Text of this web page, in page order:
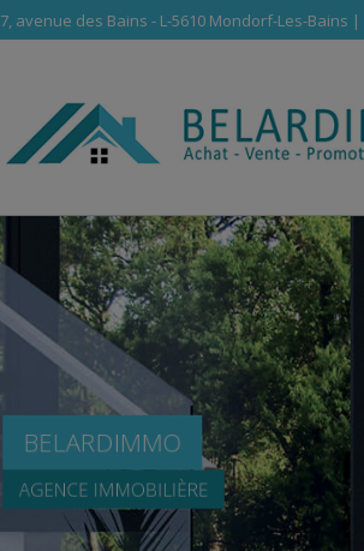
7, avenue des Bains - L-5610 Mondorf-Les-Bains |
BELARDIMMO
AGENCE IMMOBILIÈRE